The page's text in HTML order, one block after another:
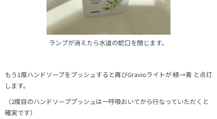
ランプが消えたら水道の蛇口を閉じます。
もう1度ハンドソープをプッシュすると再びGravioライトが 緑→青 と点灯
します。
（2度目のハンドソーププッシュは一呼吸おいてから行なっていただくと
確実です）